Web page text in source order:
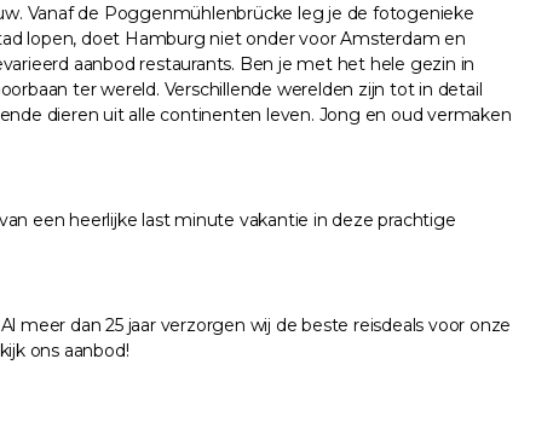
Vanaf de Poggenmühlenbrücke leg je de fotogenieke
lopen, doet Hamburg niet onder voor Amsterdam en
aanbod restaurants. Ben je met het hele gezin in
ter wereld. Verschillende werelden zijn tot in detail
dieren uit alle continenten leven. Jong en oud vermaken
een heerlijke last minute vakantie in deze prachtige
dan 25 jaar verzorgen wij de beste reisdeals voor onze
ons aanbod!